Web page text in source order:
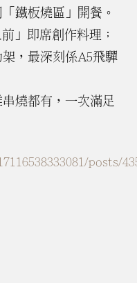
鐵板燒區」開餐。
」即席創作料理；
，最深刻係A5飛驒
燒都有，一次滿足
posts/